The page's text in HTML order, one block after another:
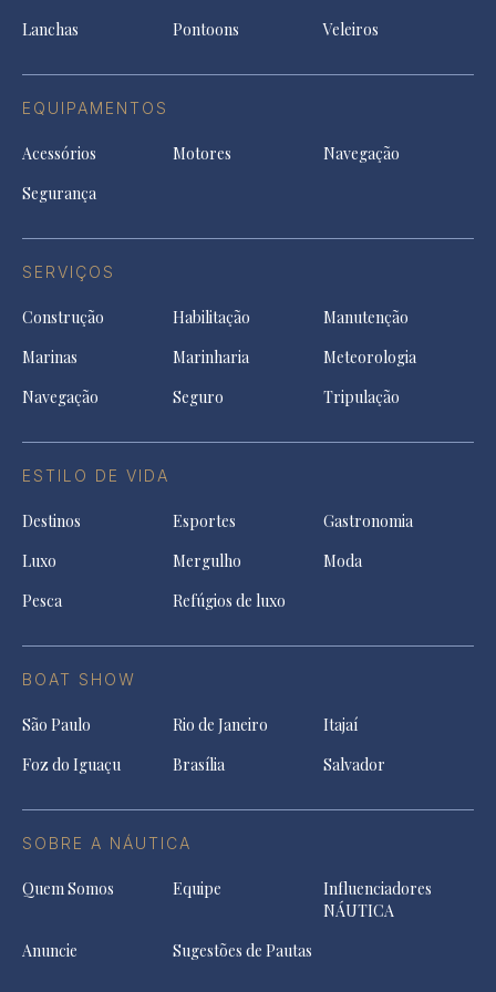
Lanchas
Pontoons Veleiros
EQUIPAMENTOS
Acessórios Motores
Navegação
Segurança
SERVIÇOS
Construção Habilitação
Manutenção
Marinas
Marinharia
Meteorologia
Navegação
Seguro Tripulação
ESTILO DE VIDA
Destinos Esportes
Gastronomia
Luxo
Mergulho
Moda
Pesca
Refúgios de luxo
BOAT SHOW
São Paulo Rio de Janeiro
Itajaí
Foz do Iguaçu
Brasília Salvador
SOBRE A NÁUTICA
Quem Somos Equipe
Influenciadores
NÁUTICA
Anuncie
Sugestões de Pautas